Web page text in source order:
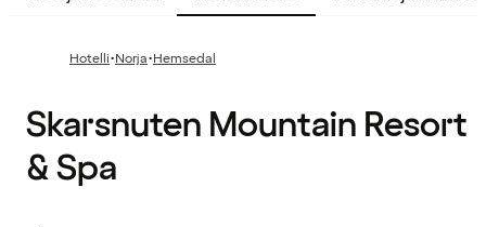
Hotelli·Norja·Hemsedal
Skarsnuten Mountain Resort
& Spa